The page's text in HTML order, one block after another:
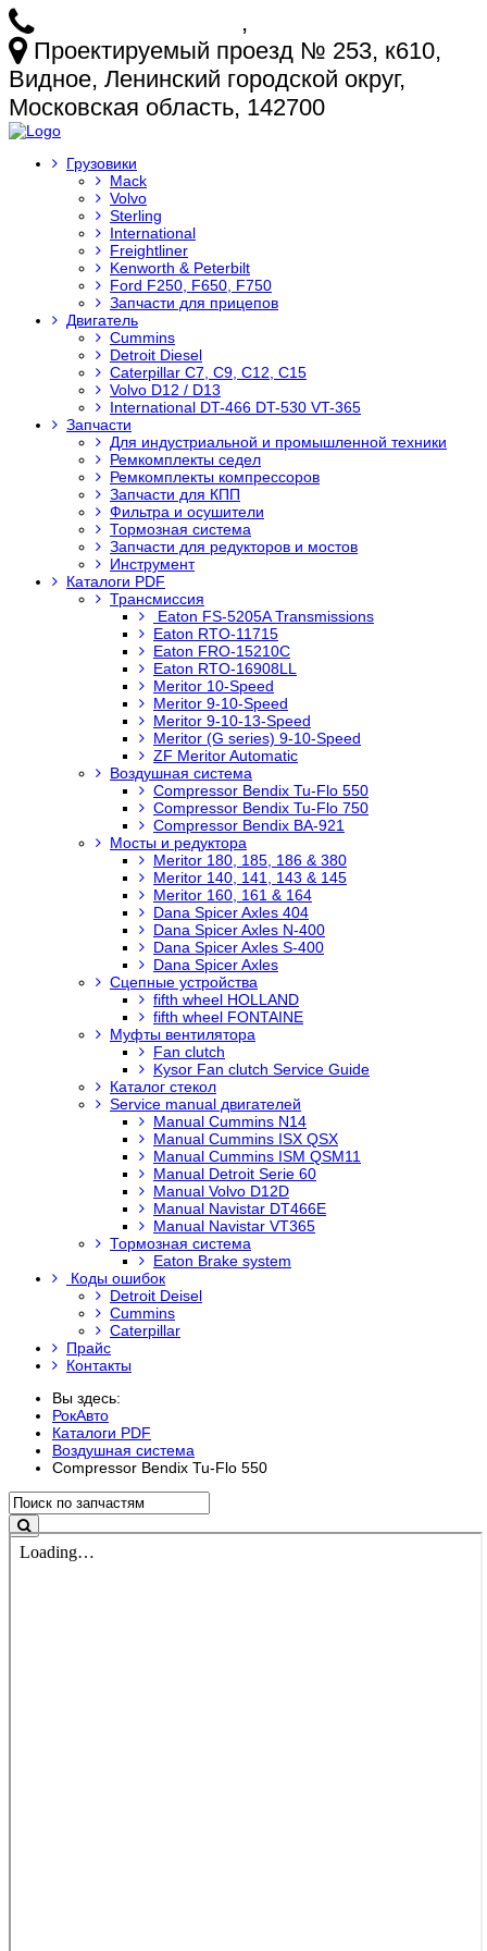
,
Проектируемый проезд № 253, к610,
Видное, Ленинский городской округ,
Московская область, 142700
Грузовики
Mack
Volvo
Sterling
International
Freightliner
Kenworth & Peterbilt
Ford F250, F650, F750
Запчасти для прицепов
Двигатель
Cummins
Detroit Diesel
Caterpillar C7, C9, C12, C15
Volvo D12 / D13
International DT-466 DT-530 VT-365
Запчасти
Для индустриальной и промышленной техники
Ремкомплекты седел
Ремкомплекты компрессоров
Запчасти для КПП
Фильтра и осушители
Тормозная система
Запчасти для редукторов и мостов
Инструмент
Каталоги PDF
Трансмиссия
Eaton FS-5205A Transmissions
Eaton RTO-11715
Eaton FRO-15210C
Eaton RTO-16908LL
Meritor 10-Speed
Meritor 9-10-Speed
Meritor 9-10-13-Speed
Meritor (G series) 9-10-Speed
ZF Meritor Automatic
Воздушная система
Compressor Bendix Tu-Flo 550
Compressor Bendix Tu-Flo 750
Compressor Bendix BA-921
Мосты и редуктора
Meritor 180, 185, 186 & 380
Meritor 140, 141, 143 & 145
Meritor 160, 161 & 164
Dana Spicer Axles 404
Dana Spicer Axles N-400
Dana Spicer Axles S-400
Dana Spicer Axles
Сцепные устройства
fifth wheel HOLLAND
fifth wheel FONTAINE
Муфты вентилятора
Fan clutch
Kysor Fan clutch Service Guide
Каталог стекол
Service manual двигателей
Manual Cummins N14
Manual Cummins ISX QSX
Manual Cummins ISM QSM11
Manual Detroit Serie 60
Manual Volvo D12D
Manual Navistar DT466E
Manual Navistar VT365
Тормозная система
Eaton Brake system
Коды ошибок
Detroit Deisel
Cummins
Caterpillar
Прайс
Контакты
Вы здесь:
РокАвто
Каталоги PDF
Воздушная система
Compressor Bendix Tu-Flo 550